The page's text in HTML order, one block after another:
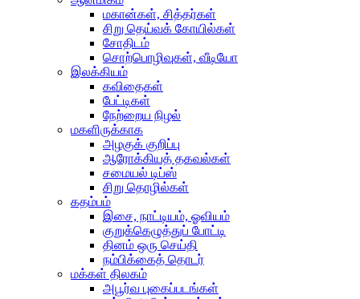
மகான்கள், சித்தர்கள்
சிறு தெய்வக் கோயில்கள்
சோதிடம்
சொற்பொழிவுகள், வீடியோ
இலக்கியம்
கவிதைகள்
பேட்டிகள்
நேற்றைய நிழல்
மகளிருக்காக
அழகுக் குறிப்பு
ஆரோக்கியத் தகவல்கள்
சமையல் டிப்ஸ்
சிறு தொழில்கள்
கதம்பம்
இசை, நாட்டியம், ஓவியம்
குறுக்கெழுத்துப் போட்டி
தினம் ஒரு செய்தி
நம்பிக்கைத் தொடர்
மக்கள் திலகம்
அபூர்வ புகைப்படங்கள்